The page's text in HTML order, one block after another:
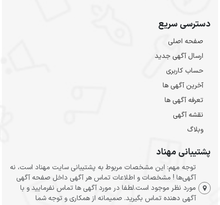
دسترسی سریع
صفحه اصلی
ارسال‌ آگهی جدید
حساب کاربری
آخرین آگهی ها
تعرفه آگهی ها
نقشه آگهی
وبلاگ
پشتیبانی مهناد
توجه مهم: این مشخصات مربوط به پشتیبانی سایت مهناد است، نه
آگهی‌ها ! مشخصات و اطلاعات تماس هر آگهی داخل صفحه آگهی
مورد نظر موجود است.لطفا در مورد آگهی ها تماس نفرمایید و با
آگهی دهنده تماس بگیرید. صمیمانه از همکاری و توجه شما